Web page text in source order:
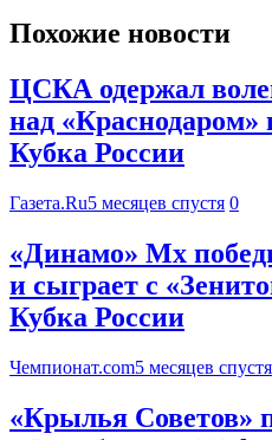
Похожие новости
ЦСКА одержал
над «Краснодаром»
Кубка России
Газета.Ru5 месяцев спустя 0
«Динамо» Мх
и сыграет с
Кубка России
Чемпионат.com5 месяцев спустя
«Крылья Советов»